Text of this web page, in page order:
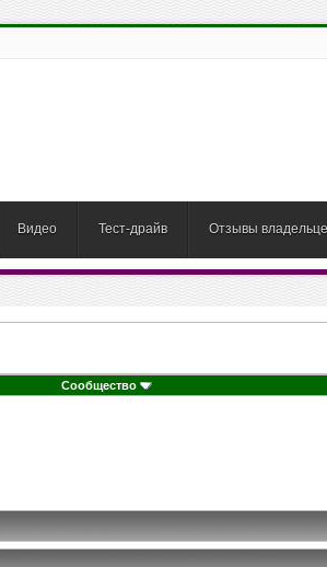
Видео Тест-драйв Отзывы
Сообщество